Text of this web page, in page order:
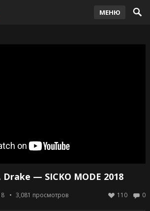
МЕНЮ
— SICKO MODE 2018
3,081 просмотров 0
110